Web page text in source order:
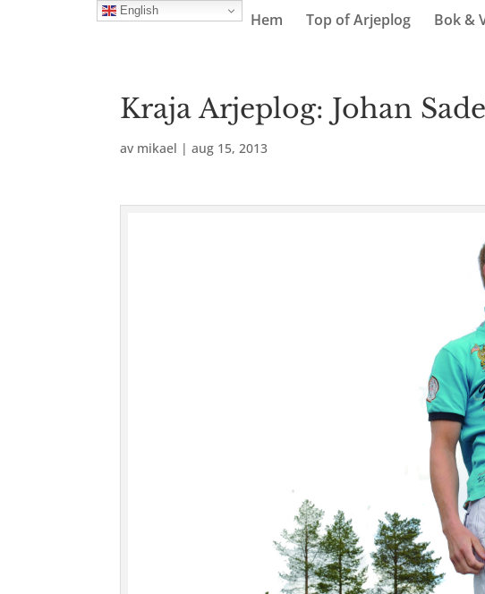
Hem Top of Arjeplog Bok &
Kraja Arjeplog: Johan
av mikael |aug 15, 2013
English